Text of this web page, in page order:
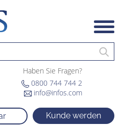
Haben Sie Fragen?
0800 744 744 2
info@infos.com
Kunde werden